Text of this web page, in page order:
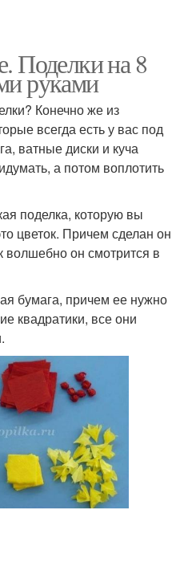
Поделки на 8
руками
Конечно же из
всегда есть у вас под
ватные диски и куча
а потом воплотить
поделка, которую вы
цветок. Причем сделан он
волшебно он смотрится в
бумага, причем ее нужно
квадратики, все они